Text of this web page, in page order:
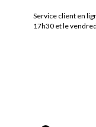
Service client en
17h30 et le